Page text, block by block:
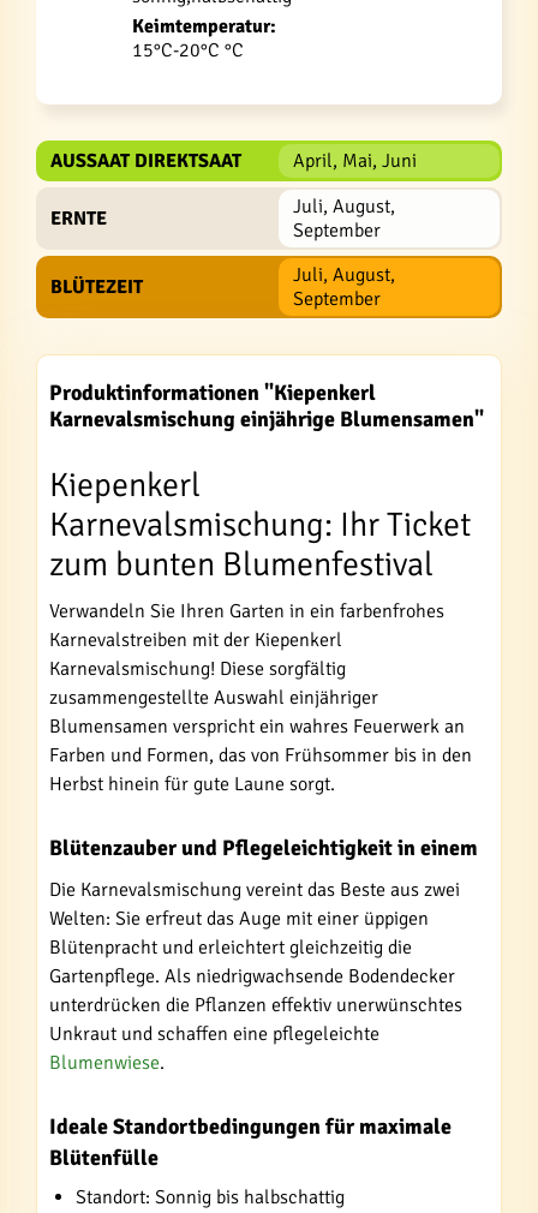
Keimtemperatur:
15°C-20°C °C
AUSSAAT DIREKTSAAT April, Mai, Juni
ERNTE
Juli, August,
September
BLÜTEZEIT
Juli, August,
September
Produktinformationen "Kiepenkerl
Karnevalsmischung einjährige Blumensamen"
Kiepenkerl
Karnevalsmischung: Ihr Ticket
zum bunten Blumenfestival
Verwandeln Sie Ihren Garten in ein farbenfrohes
Karnevalstreiben mit der Kiepenkerl
Karnevalsmischung! Diese sorgfältig
zusammengestellte Auswahl einjähriger
Blumensamen verspricht ein wahres Feuerwerk an
Farben und Formen, das von Frühsommer bis in den
Herbst hinein für gute Laune sorgt.
Blütenzauber und Pflegeleichtigkeit in einem
Die Karnevalsmischung vereint das Beste aus zwei
Welten: Sie erfreut das Auge mit einer üppigen
Blütenpracht und erleichtert gleichzeitig die
Gartenpflege. Als niedrigwachsende Bodendecker
unterdrücken die Pflanzen effektiv unerwünschtes
Unkraut und schaffen eine pflegeleichte
Blumenwiese.
Ideale Standortbedingungen für maximale
Blütenfülle
Standort: Sonnig bis halbschattig